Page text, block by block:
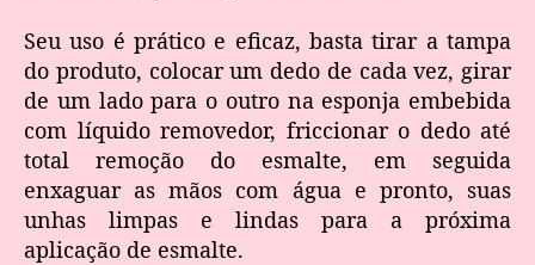
Seu uso é prático e eficaz, basta tirar a tampa
do produto, colocar um dedo de cada vez, girar
de um lado para o outro na esponja embebida
com líquido removedor, friccionar o dedo até
total remoção do esmalte, em seguida
enxaguar as mãos com água e pronto, suas
unhas limpas e lindas para a próxima
aplicação de esmalte.